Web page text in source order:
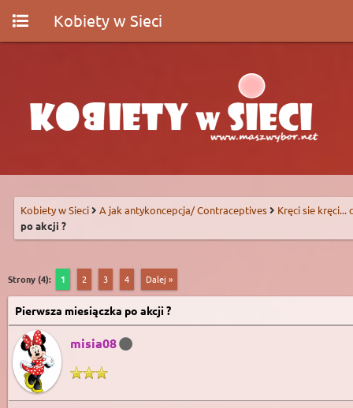
Kobiety w Sieci
Kobiety w Sieci A jak antykoncepcja/ Contraceptives
Kręci sie kręci...
po akcji ?
Strony (4): 1 2 3 4 Dalej »
Pierwsza miesiączka po akcji ?
misia08